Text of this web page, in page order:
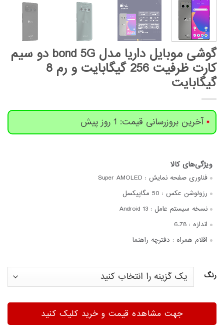
گوشی موبایل داریا مدل bond 5G دو سیم
کارت ظرفیت 256 گیگابایت و رم 8
گیگابایت
آخرین بروزرسانی قیمت: 1 روز پیش
فناوری صفحه‌ نمایش : Super AMOLED
رزولوشن عکس : 50 مگاپیکسل
نسخه سیستم عامل : Android 13
اندازه : 6.78
اقلام همراه : دفترچه‌ راهنما
رنگ
جهت مشاهده قیمت و خرید کلیک کنید